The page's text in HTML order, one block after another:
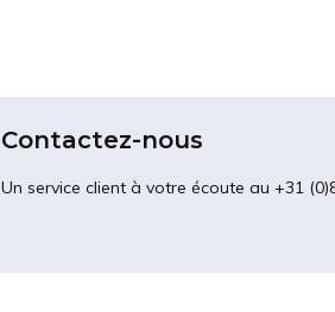
Contactez-nous
Un service client à votre écoute au +31